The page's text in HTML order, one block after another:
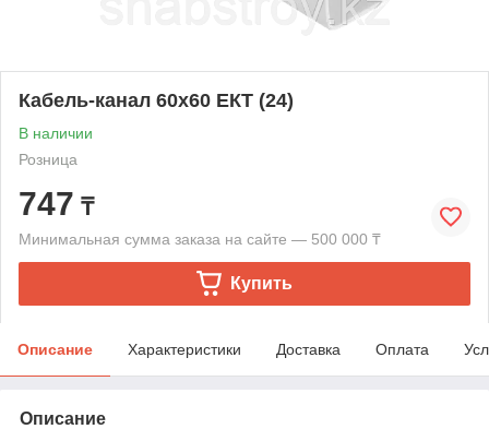
Кабель-канал 60х60 ЕКТ (24)
В наличии
Розница
747 ₸
Минимальная сумма заказа на сайте — 500 000 ₸
Купить
Описание Характеристики Доставка Оплата
Описание